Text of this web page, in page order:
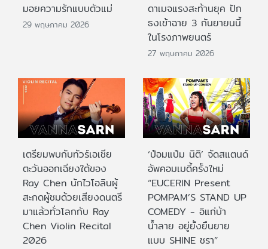
มอยความรักแบบตัวแม่
29 พฤษภาคม 2026
ดาเมจแรงสะท้านยุค ปัก
ธงเข้าฉาย 3 กันยายนนี้
ในโรงภาพยนตร์
27 พฤษภาคม 2026
เตรียมพบกับทัวร์เอเชีย
ตะวันออกเฉียงใต้ของ
Ray Chen นักไวโอลินผู้
สะกดผู้ชมด้วยเสียงดนตรี
มาแล้วทั่วโลกกับ Ray
Chen Violin Recital
2026
‘ป๋อมแป๋ม นิติ’ จัดสแตนด์
อัพคอมเมดี้ครั้งใหม่
“EUCERIN Present
POMPAM’S STAND UP
COMEDY - อิแก่บ้า
น้ำลาย อยู่ยั้งยืนยาย
แบบ SHINE ชรา”